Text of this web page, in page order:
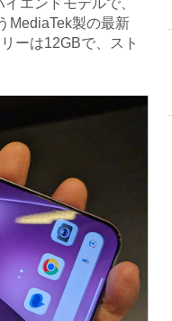
エンドモデルで、
MediaTek製の最新
ーは12GBで、スト